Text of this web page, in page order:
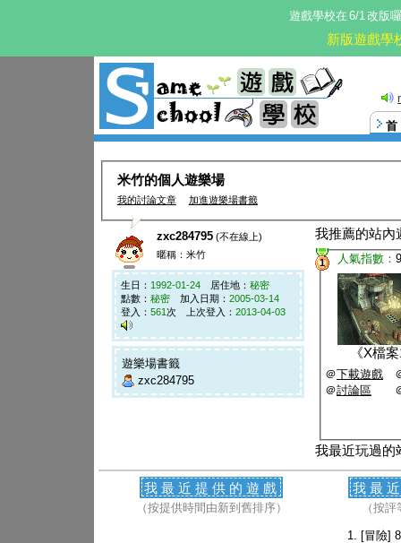
遊戲學校在 6/1改版
新版遊戲學
米竹的個人遊樂場
我的討論文章 加進遊樂場書籤
zxc284795 (不在線上)
暱稱：米竹
生日： 1992-01-24 居住地： 秘密
點數： 秘密 加入日期： 2005-03-14
登入： 561次 上次登入： 2013-04-03
遊樂場書籤
zxc284795
我推薦的站內
1 人氣指數：
《X檔
＠下載遊戲
＠討論區
我最近玩過的
我最近提供的遊戲
（按提供時間由新到舊排序）
我最
（按
[冒險]